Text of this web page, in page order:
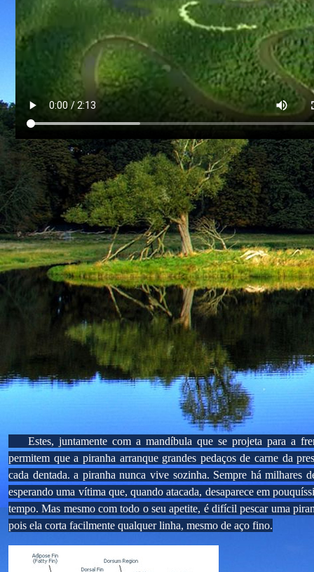
Estes, juntamente com a mandíbula que se projeta para a
permitem que a piranha arranque grandes pedaços de carne da
cada dentada. a piranha nunca vive sozinha. Sempre há milhares
esperando uma vítima que, quando atacada, desaparece em
tempo. Mas mesmo com todo o seu apetite, é difícil pescar uma
pois ela corta facilmente qualquer linha, mesmo de aço fino.